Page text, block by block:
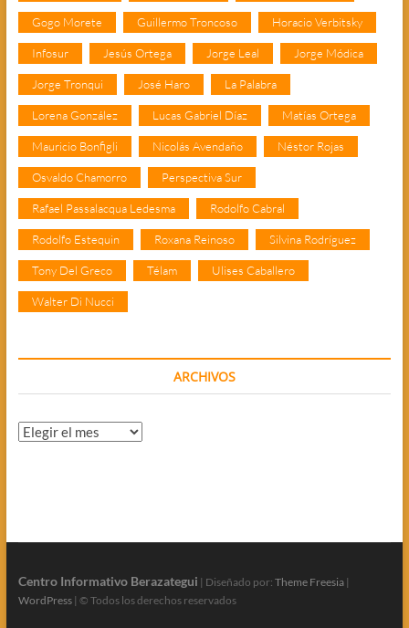
Gogo Morete Guillermo Troncoso Horacio Verbitsky
Infosur Jesús Ortega Jorge Leal Jorge Módica
Jorge Tronqui José Haro La Palabra
Lorena González Lucas Gabriel Díaz Matías Ortega
Mauricio Bonfigli Nicolás Avendaño Néstor Rojas
Osvaldo Chamorro Perspectiva Sur
Rafael Passalacqua Ledesma Rodolfo Cabral
Rodolfo Estequin Roxana Reinoso Silvina Rodríguez
Tony Del Greco Télam Ulises Caballero
Walter Di Nucci
ARCHIVOS
Archivos
Centro Informativo Berazategui | Diseñado por: Theme Freesia|
WordPress| © Todos los derechos reservados